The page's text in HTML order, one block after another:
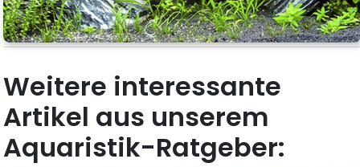
Weitere interessante
Artikel aus unserem
Aquaristik-Ratgeber: